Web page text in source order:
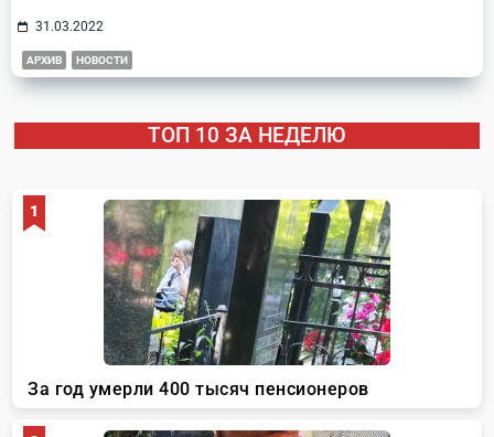
31.03.2022
АРХИВ НОВОСТИ
ТОП 10 ЗА НЕДЕЛЮ